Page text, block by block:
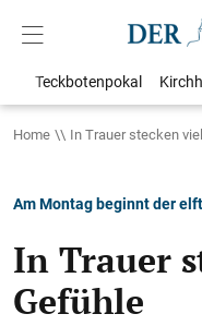
Teckbotenpokal
Home In Trauer stecken
Am Montag beginnt der
In Trauer
Gefühle